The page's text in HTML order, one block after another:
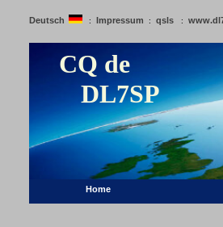
Deutsch : Impressum : qsls :
CQ de
DL7SP
Home